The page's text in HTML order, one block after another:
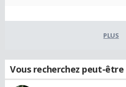
PLUS
Vous recherchez peut-être